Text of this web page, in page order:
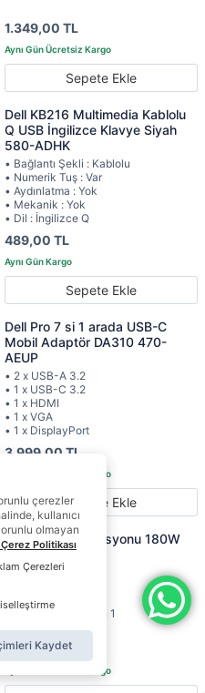
1.349,00 TL
Sepete Ekle
Dell KB216 Multimedia Kablolu
Q USB İngilizce Klavye Siyah
580-ADHK
• Bağlantı Şekli : Kablolu
• Numerik Tuş : Var
• Aydınlatma : Yok
• Mekanik : Yok
• Dil : İngilizce Q
489,00 TL
Sepete Ekle
Dell Pro 7 si 1 arada USB-C
Mobil Adaptör DA310 470-
AEUP
• 2 x USB-A 3.2
• 1 x USB-C 3.2
• 1 x HDMI
• 1 x VGA
• 1 x DisplayPort
3.999,00 TL
Sepete Ekle
Dell Bağlantı İstasyonu 180W
WD19S
• USB-C 3.1 Gen 2
• HDMI 2.0
• 2 x USB-A 3.1 Gen 1
8.809,00 TL
çerezler
kullanıcı
olmayan
Politikası
Çerezleri
Kaydet